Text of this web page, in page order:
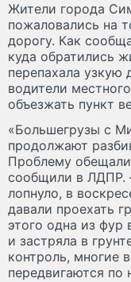
Жители города
пожаловались на
дорогу. Как
куда обратились
перепахала узкую
водители
объезжать пункт
«Большегрузы с
продолжают
Проблему
сообщили в ЛДПР.
лопнуло, в
давали проехать
этого одна из фур
и застряла в
контроль, многие
передвигаются по